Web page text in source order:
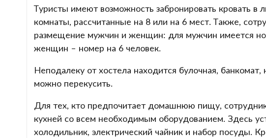
Туристы имеют возможность забронировать кровать в
комнаты, рассчитанные на 8 или на 6 мест. Также,
размещение мужчин и женщин: для мужчин имеется
женщин – номер на 6 человек.
Неподалеку от хостела находится булочная,
можно перекусить.
Для тех, кто предпочитает домашнюю пищу,
кухней со всем необходимым оборудованием. Здесь
холодильник, электрический чайник и набор посуды.